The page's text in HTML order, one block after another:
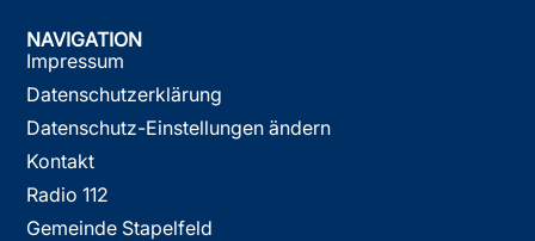
NAVIGATION
Impressum
Datenschutzerklärung
Datenschutz-Einstellungen ändern
Kontakt
Radio 112
Gemeinde Stapelfeld